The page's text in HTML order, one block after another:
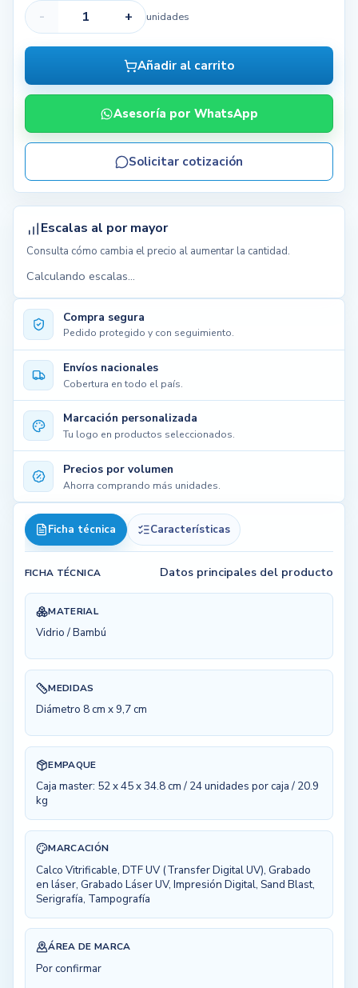
Compra segura
Pedido protegido y con seguimiento.
Envíos nacionales
Cobertura en todo el país.
Marcación personalizada
Tu logo en productos seleccionados.
Precios por volumen
Ahorra comprando más unidades.
Ficha técnica Características
FICHA TÉCNICA Datos principales del producto
MATERIAL
Vidrio / Bambú
MEDIDAS
Diámetro 8 cm x 9,7 cm
EMPAQUE
Caja master: 52 x 45 x 34.8 cm / 24 unidades por caja / 20.9
kg
MARCACIÓN
Calco Vitrificable, DTF UV (Transfer Digital UV), Grabado
en láser, Grabado Láser UV, Impresión Digital, Sand Blast,
Serigrafía, Tampografía
ÁREA DE MARCA
Por confirmar
- + unidades
Añadir al carrito
Asesoría por WhatsApp
Solicitar cotización
Escalas al por mayor
Consulta cómo cambia el precio al aumentar la cantidad.
Calculando escalas...